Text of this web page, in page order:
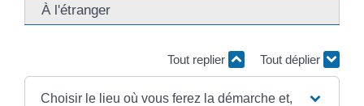
À l'étranger
Tout replier Tout déplier
Choisir le lieu où vous ferez la démarche et,